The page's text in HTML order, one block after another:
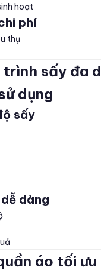
hoạt
phí
thụ
trình sấy đa
dụng
sấy
dàng
áo tối ưu